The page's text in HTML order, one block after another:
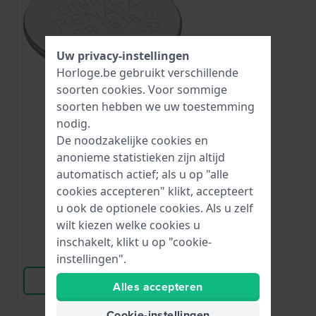
CR1616
CR1616
€ 5,-
● Op voorraad
Vergelijk
Bekijk Product
Uw privacy-instellingen
Horloge.be gebruikt verschillende
soorten cookies. Voor sommige
soorten hebben we uw toestemming
nodig.
De noodzakelijke cookies en
anonieme statistieken zijn altijd
automatisch actief; als u op "alle
cookies accepteren" klikt, accepteert
u ook de optionele cookies. Als u zelf
wilt kiezen welke cookies u
inschakelt, klikt u op "cookie-
instellingen".
Alles accepteren